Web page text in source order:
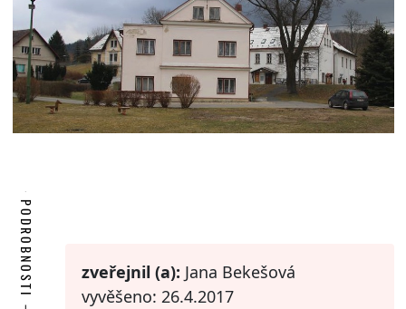
PODROBNOSTI zveřejnil (a): Jana Bekešová
vyvěšeno: 26.4.2017